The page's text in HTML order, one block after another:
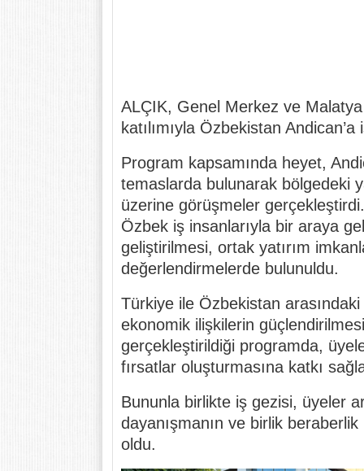
ALÇIK, Genel Merkez ve
katılımıyla Özbekistan
Program kapsamında heyet,
temaslarda bulunarak bölgedeki
üzerine görüşmeler
Özbek iş insanlarıyla bir araya
geliştirilmesi, ortak yatırım
değerlendirmelerde bulunuldu.
Türkiye ile Özbekistan arasındaki
ekonomik ilişkilerin
gerçekleştirildiği programda,
fırsatlar oluşturmasına katkı
Bununla birlikte iş gezisi, üyeler
dayanışmanın ve birlik
oldu.